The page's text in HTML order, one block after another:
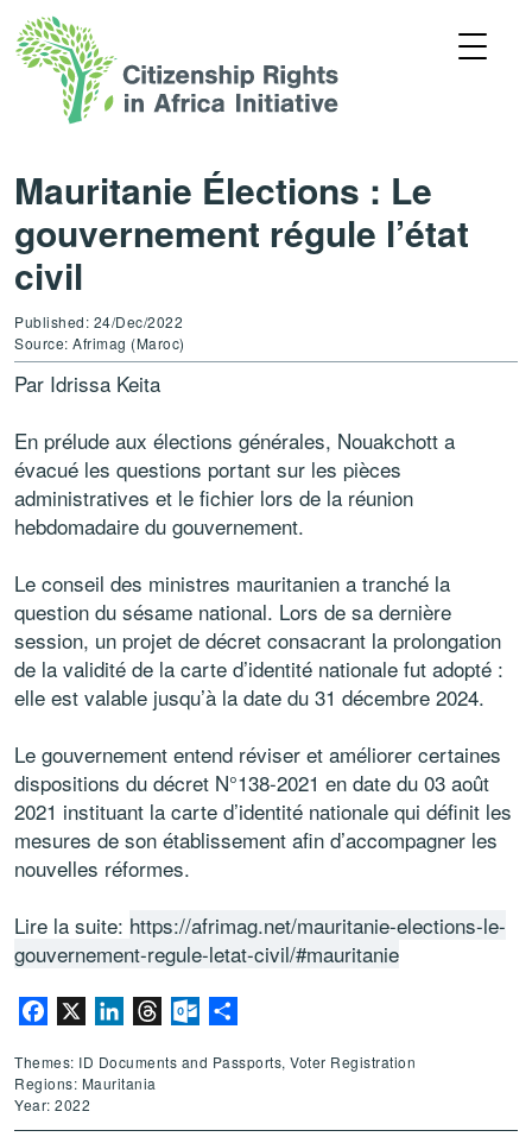
Mauritanie Élections : Le
gouvernement régule l’état
civil
Published: 24/Dec/2022
Source: Afrimag (Maroc)
Par Idrissa Keita
En prélude aux élections générales, Nouakchott a
évacué les questions portant sur les pièces
administratives et le fichier lors de la réunion
hebdomadaire du gouvernement.
Le conseil des ministres mauritanien a tranché la
question du sésame national. Lors de sa dernière
session, un projet de décret consacrant la prolongation
de la validité de la carte d’identité nationale fut adopté :
elle est valable jusqu’à la date du 31 décembre 2024.
Le gouvernement entend réviser et améliorer certaines
dispositions du décret N°138-2021 en date du 03 août
2021 instituant la carte d’identité nationale qui définit les
mesures de son établissement afin d’accompagner les
nouvelles réformes.
Lire la suite: https://afrimag.net/mauritanie-elections-le-
gouvernement-regule-letat-civil/#mauritanie
Facebook LinkedInThreadsOutlook.com
Themes: ID Documents and Passports, Voter Registration
Regions: Mauritania
Year: 2022